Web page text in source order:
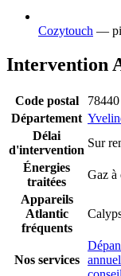
Cozytouch —
Intervention
Code postal
78440
Département
Délai
d'intervention
Sur
Énergies
traitées
Gaz à
Appareils
Atlantic
fréquents
Nos services
annuel